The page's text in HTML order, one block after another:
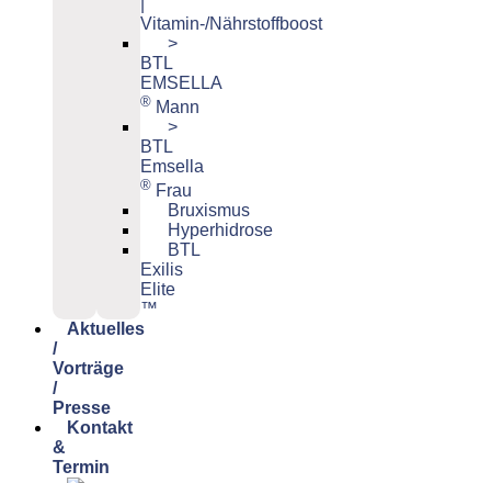
Vitamin-/Nährstoffboost
>
BTL
EMSELLA
® Mann
>
BTL
Emsella
® Frau
Bruxismus
Hyperhidrose
BTL
Exilis
Elite
™
Aktuelles
/
Vorträge
/
Presse
Kontakt
&
Termin